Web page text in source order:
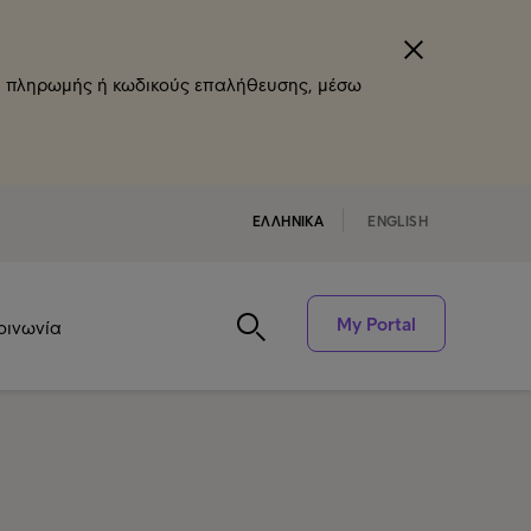
πληρωμής ή κωδικούς επαλήθευσης, μέσω
ΕΛΛΗΝΙΚA ENGLISH
My Portal